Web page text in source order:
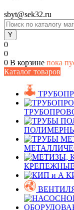
sbyt@sek32.ru
0
0
0 В корзине пока
Каталог товаров